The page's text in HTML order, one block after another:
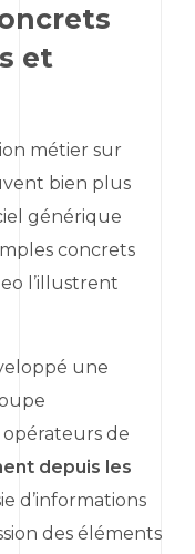
et
métier sur
bien plus
générique
concrets
l’illustrent
une
de
depuis les
d’informations
des éléments